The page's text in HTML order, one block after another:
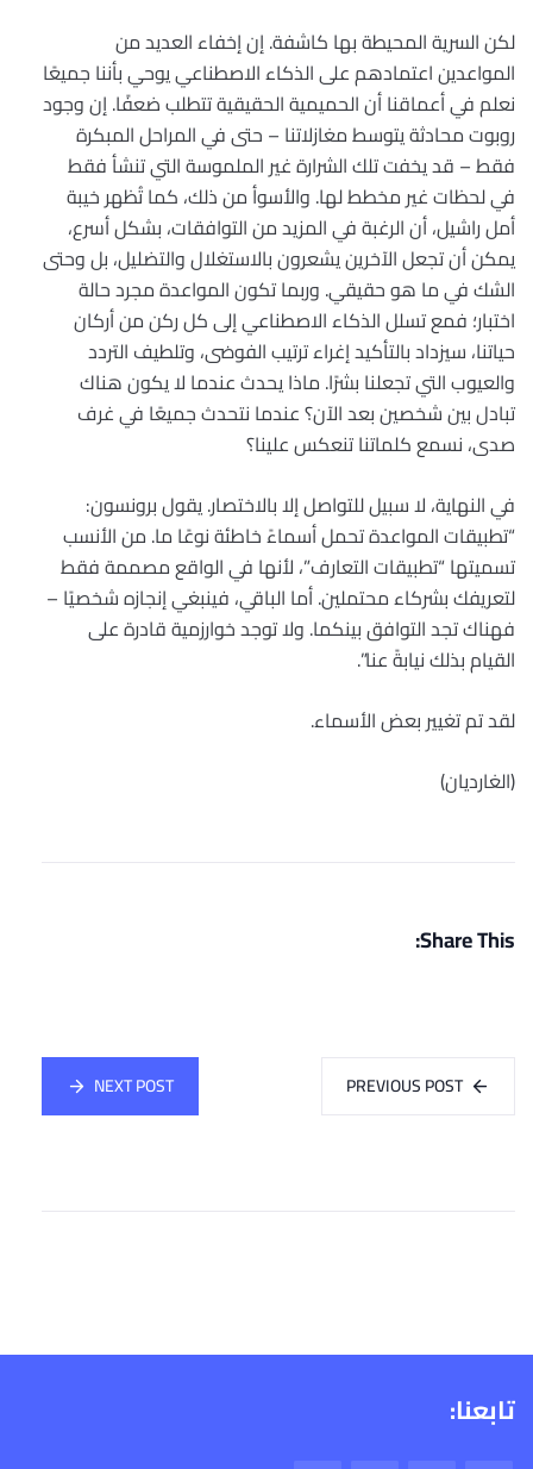
لكن السرية المحيطة بها كاشفة. إن إخفاء العديد من
المواعدين اعتمادهم على الذكاء الاصطناعي يوحي بأننا جميعًا
نعلم في أعماقنا أن الحميمية الحقيقية تتطلب ضعفًا. إن وجود
روبوت محادثة يتوسط مغازلاتنا – حتى في المراحل المبكرة
فقط – قد يخفت تلك الشرارة غير الملموسة التي تنشأ فقط
في لحظات غير مخطط لها. والأسوأ من ذلك، كما تُظهر خيبة
أمل راشيل، أن الرغبة في المزيد من التوافقات، بشكل أسرع،
يمكن أن تجعل الآخرين يشعرون بالاستغلال والتضليل، بل وحتى
الشك في ما هو حقيقي. وربما تكون المواعدة مجرد حالة
اختبار؛ فمع تسلل الذكاء الاصطناعي إلى كل ركن من أركان
حياتنا، سيزداد بالتأكيد إغراء ترتيب الفوضى، وتلطيف التردد
والعيوب التي تجعلنا بشرًا. ماذا يحدث عندما لا يكون هناك
تبادل بين شخصين بعد الآن؟ عندما نتحدث جميعًا في غرف
صدى، نسمع كلماتنا تنعكس علينا؟
في النهاية، لا سبيل للتواصل إلا بالاختصار. يقول برونسون:
“تطبيقات المواعدة تحمل أسماءً خاطئة نوعًا ما. من الأنسب
تسميتها “تطبيقات التعارف”، لأنها في الواقع مصممة فقط
لتعريفك بشركاء محتملين. أما الباقي، فينبغي إنجازه شخصيًا –
فهناك تجد التوافق بينكما. ولا توجد خوارزمية قادرة على
القيام بذلك نيابةً عنا”.
لقد تم تغيير بعض الأسماء.
(الغارديان)
Share This:
PREVIOUS POST
NEXT POST
تابعنا: